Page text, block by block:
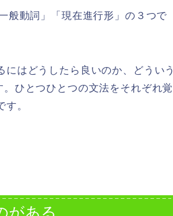
般動詞」「現在進行形」の３つで
はどうしたら良いのか、どういう
ひとつひとつの文法をそれぞれ覚
。